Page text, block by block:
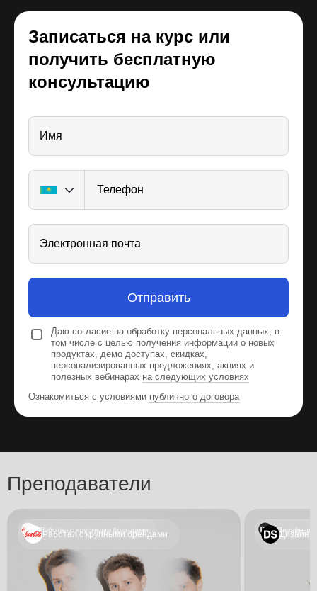
Записаться на курс или
получить бесплатную
консультацию
Имя
Телефон
Электронная почта
Отправить
Даю согласие на обработку персональных данных, в
том числе с целью получения информации о новых
продуктах, демо доступах, скидках,
персонализированных предложениях, акциях и
полезных вебинарах на следующих условиях
Ознакомиться с условиями публичного договора
Преподаватели
Работал с крупными брендами Дизайн-